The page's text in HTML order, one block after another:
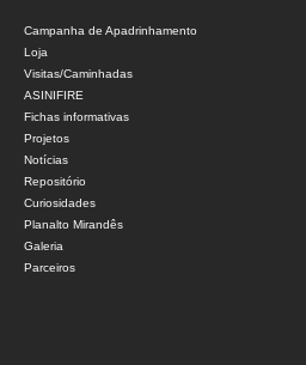
Campanha de Apadrinhamento
Loja
Visitas/Caminhadas
ASINIFIRE
Fichas informativas
Projetos
Notícias
Repositório
Curiosidades
Planalto Mirandês
Galeria
Parceiros